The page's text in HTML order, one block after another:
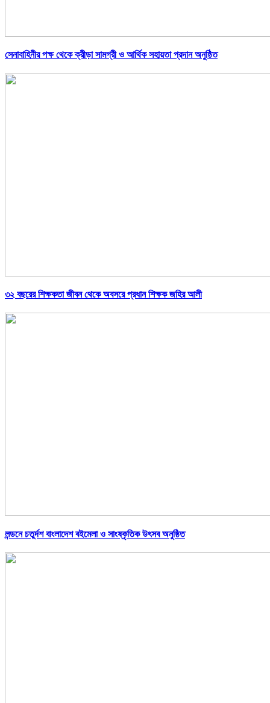
সেনাবাহিনীর পক্ষ থেকে ক্রীড়া সামগ্রী ও আর্থিক সহায়তা প্রদান অনুষ্ঠিত
৩২ বছরের শিক্ষকতা জীবন থেকে অবসরে প্রধান শিক্ষক জহির আলী
লন্ডনে চতুর্দশ বাংলাদেশ বইমেলা ও সাংষ্কৃতিক উৎসব অনুষ্ঠিত